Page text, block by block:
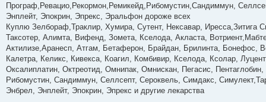
и
е
Програф,Ревацио,Рекормон,Ремикейд,Рибомустин,Сандиммун,
Энплейт, Эпокрин, Эпрекс, Эральфон дороже всех
Куплю Зелбораф,Траклир, Хумира, Сутент, Нексавар, Иресса,Зитига
Таксотер, Алимта, Вифенд, Зомета, Кселода, Акласта,
Актилизе,Аранесп, Атгам, Бетаферон, Брайдан, Брилинта, Бонефос,
Калетра, Келикс, Кивекса, Коагил, Комбивир, Кселода, Ксолар,
Оксалиплатин, Октреотид, Омнипак, Омнискан, Пегасис,
Рибомустин, Сандиммун, Селлсепт, Сероквель, Симдакс,
Энбрел, Энплейт, Эпокрин, Эпрекс и другие лекарства